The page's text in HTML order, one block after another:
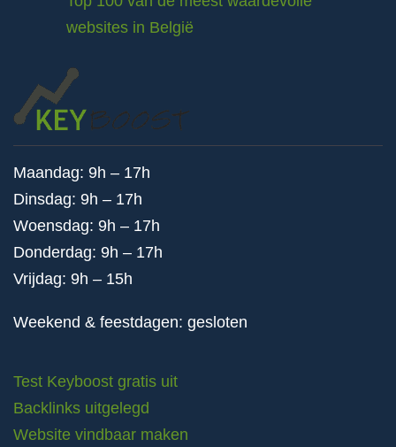
websites in België
Maandag: 9h – 17h
Dinsdag: 9h – 17h
Woensdag: 9h – 17h
Donderdag: 9h – 17h
Vrijdag: 9h – 15h
Weekend & feestdagen: gesloten
Test Keyboost gratis uit
Backlinks uitgelegd
Website vindbaar maken